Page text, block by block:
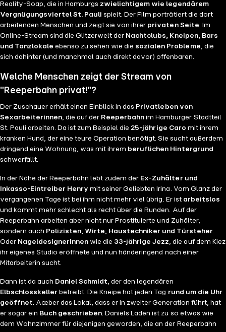
Reality-Soap, die in Hamburgs zwielichtigem wie legendärem
Vergnügungsviertel St. Pauli spielt. Der Film porträtiert die dort
arbeitenden Menschen und zeigt sie von ihrer privaten Seite. Im
Online-Stream sind die Glitzerwelt der Nachtclubs, Kneipen, Bars
und Tanzlokale ebenso zu sehen wie die sozialen Probleme, die
sich dahinter (und manchmal auch direkt davor) offenbaren.
Welche Menschen zeigt der Stream von
"Reeperbahn privat!"?
Der Zuschauer erhält einen Einblick in das Privatleben von
Sexarbeiterinnen, die auf der Reeperbahn im Hamburger Stadtteil
St. Pauli arbeiten. Da ist zum Beispiel die 25-jährige Caro mit ihrem
kranken Hund, der eine teure Operation benötigt. Sie sucht außerdem
dringend eine Wohnung, was mit ihrem beruflichen Hintergrund
schwerfällt.
In der Nähe der Reeperbahn lebt zudem der Ex-Zuhälter und
Inkasso-Eintreiber Henry mit seiner Geliebten Irina. Vom Glanz der
vergangenen Tage ist bei ihm nicht mehr viel übrig. Er ist arbeitslos
und kommt mehr schlecht als recht über die Runden. Auf der
Reeperbahn arbeiten aber nicht nur Prostituierte und Zuhälter,
sondern auch Polizisten, Wirte, Haustechniker und Türsteher.
Oder Nageldesignerinnen wie die 33-jährige Jezz, die auf dem Kiez
ihr eigenes Studio eröffnete und nun händeringend nach einer
Mitarbeiterin sucht.
Dann ist da auch Daniel Schmidt, der den legendären
Elbschlosskeller betreibt. Die Kneipe hat jeden Tag rund um die Uhr
geöffnet. Ãœber das Lokal, dass er in zweiter Generation führt, hat
er sogar ein Buch geschrieben. Daniels Laden ist zu so etwas wie
dem Wohnzimmer für diejenigen geworden, die an der Reeperbahn